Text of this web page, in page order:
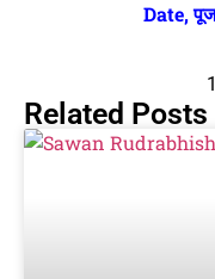
Date,
1
Related Posts